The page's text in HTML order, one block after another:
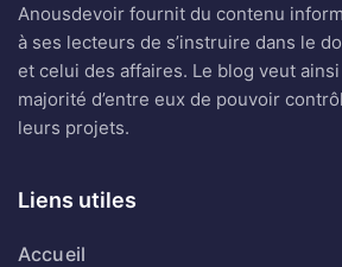
Anousdevoir fournit du contenu
à ses lecteurs de s’instruire dans le
et celui des affaires. Le blog veut
majorité d’entre eux de pouvoir
leurs projets.
Liens utiles
Accueil